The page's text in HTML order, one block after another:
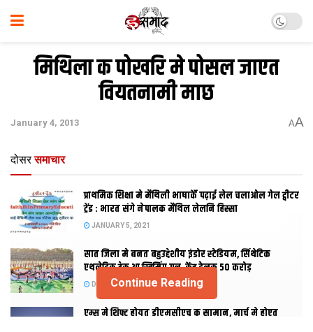
मिथिला क पोखरि मे पोसल जाएत
वियतनामी माछ
January 4, 2013 AA
दोसर समाचार
प्राथमिक शि‍क्षा मे मैथि‍ली भाषाकेँ पढ़ाई लेल चलाओल गेल ट्वीटर
ट्रेंड : भारत संगे नेपालक मैथिल लेलनि हिस्सा
JANUARY 5, 2021
सात जिला मे बनत बहुउद्देशीय इंडोर स्‍टेडि‍यम, सिंथेटिक
एथलेटिक ट्रेक आ स्विमिंग पुल, केंद्र देलक 50 करोड़
DECEMBER 26, 2020
एम्स मे शिफ्ट होयत डीएमसीएच क सामान, मार्च मे होएत
Continue Reading